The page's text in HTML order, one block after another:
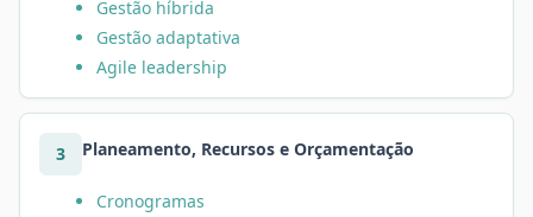
Gestão híbrida
Gestão adaptativa
Agile leadership
3 Planeamento, Recursos e Orçamentação
Cronogramas